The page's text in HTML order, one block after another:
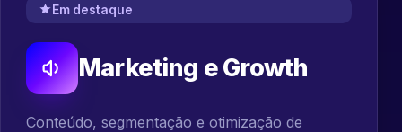
Em destaque
Marketing e Growth
Conteúdo, segmentação e otimização de